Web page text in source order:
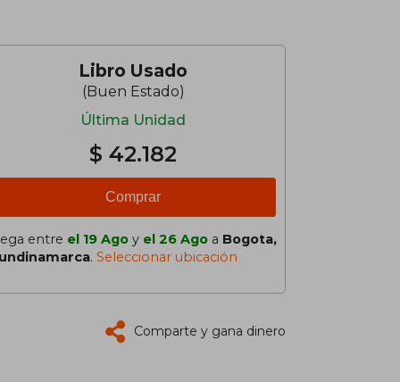
Libro Usado
(Buen Estado)
Última Unidad
$ 42.182
Comprar
entre el 19 Ago y el 26 Ago a Bogota,
. Seleccionar ubicación
Comparte y gana dinero